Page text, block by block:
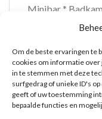
Om de beste ervaringen te
cookies om informatie over
in te stemmen met deze
surfgedrag of unieke ID's
geeft of uw toestemming
bepaalde functies en
Minibar *
badjassen (op
FK * Oppervlakte
* Kluisje *
en
Minibar *